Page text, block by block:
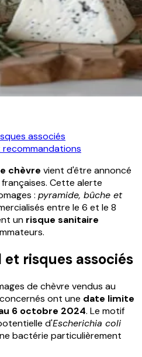
associés
chèvre vient d'être annoncé
Cette alerte
: pyramide, bûche et
entre le 6 et le 8
un risque sanitaire
risques associés
de chèvre vendus au
ont une date limite
6 octobre 2024. Le motif
d'Escherichia coli
bactérie particulièrement